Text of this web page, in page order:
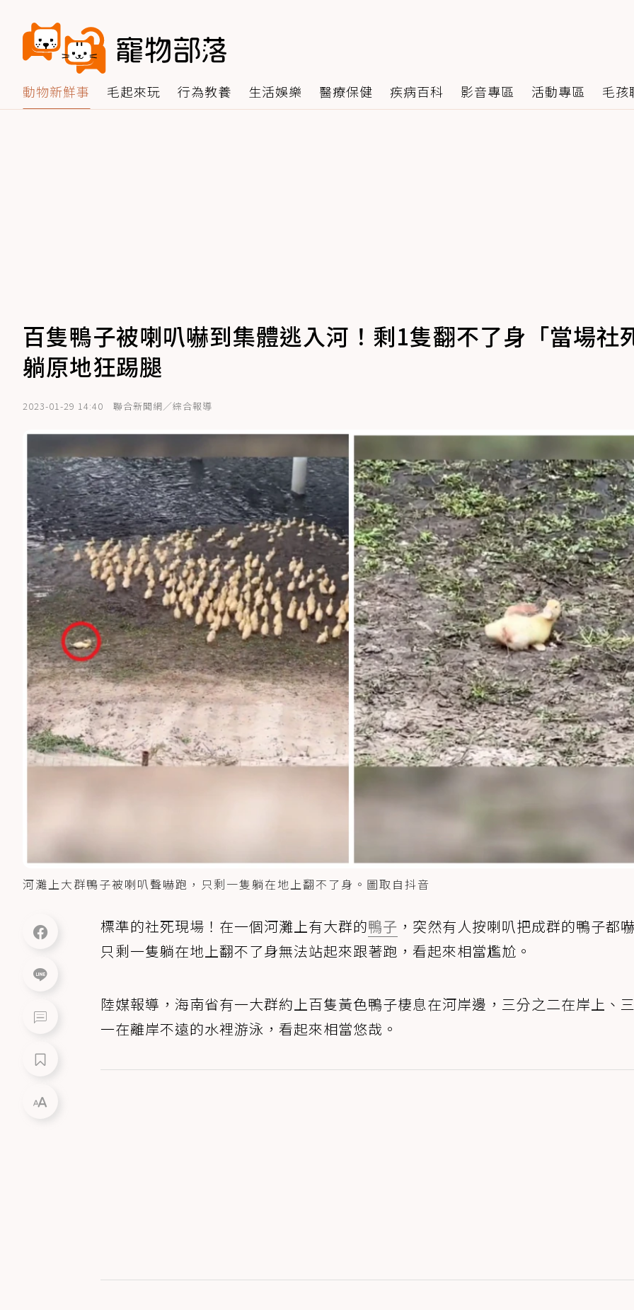
動物新鮮事 毛起來玩 行為教養 生活娛樂 醫療保健 疾病百科 影音專區 活動專區 毛孩
百隻鴨子被喇叭嚇到集體逃入河！剩1隻翻不了身「當場社
躺原地狂踢腿
2023-01-29 14:40 聯合新聞網／綜合報導
河灘上大群鴨子被喇叭聲嚇跑，只剩一隻躺在地上翻不了身。圖取自抖音
標準的社死現場！在一個河灘上有大群的鴨子 ，突然有人按喇叭把成群的鴨子都
只剩一隻躺在地上翻不了身無法站起來跟著跑，看起來相當尷尬。
陸媒報導，海南省有一大群約上百隻黃色鴨子棲息在河岸邊，三分之二在岸上、
一在離岸不遠的水裡游泳，看起來相當悠哉。